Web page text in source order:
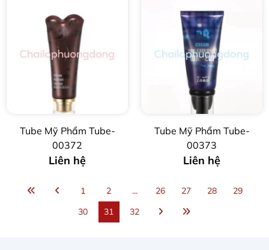
Tube Mỹ Phẩm Tube-
00372
Liên hệ
Tube Mỹ Phẩm Tube-
00373
Liên hệ
1 2 ... 26 27 28
29
30
31 32